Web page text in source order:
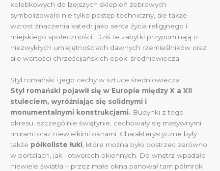
kolebkowych do lżejszych sklepień żebrowych
symbolizowało nie tylko postęp techniczny, ale także
wzrost znaczenia katedr jako serca życia religijnego i
miejskiego społeczności. Dziś te zabytki przypominają o
niezwykłych umiejętnościach dawnych rzemieślników oraz
sile wartości chrześcijańskich epoki średniowiecza.
Styl romański i jego cechy w sztuce średniowiecza
Styl romański pojawił się w Europie między X a XII
stuleciem, wyróżniając się solidnymi i
monumentalnymi konstrukcjami. Budynki z tego
okresu, szczególnie świątynie, cechowały się masywnymi
murami oraz niewielkimi oknami. Charakterystyczne były
także półkoliste łuki , które można było dostrzec zarówno
w portalach, jak i otworach okiennych. Do wnętrz wpadało
niewiele światła – przez małe okna panował tam półmrok